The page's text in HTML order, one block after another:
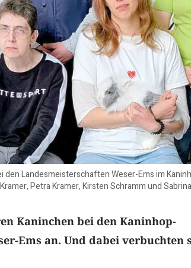
Landesmeisterschaften Weser-Ems im
Petra Kramer, Kirsten Schramm und
Kaninchen bei den Kaninhop-
Ems an. Und dabei verbuchten